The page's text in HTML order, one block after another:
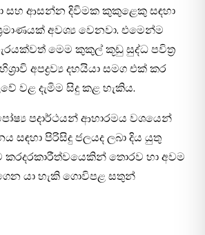
සහ ආසන්න දිවිමක කුකුළෙකු සඳහා
අවශ්‍ය වෙනවා. එමෙන්ම
මෙම කුකුල් කූඩු සුද්ධ පවිත‍්‍ර
අපද්‍රව්‍ය දහයියා සමග එක් කර
වළ දැමිම සිදු කළ හැකිය.
පදාර්ථයන් ආහාරමය වශයෙන්
සඳහා පිරිසිදු ජලයද ලබා දිය යුතු
කරදරකාරීත්වයෙකින් තොරව හා අවම
යා හැකි ගොවිපළ සතුන්